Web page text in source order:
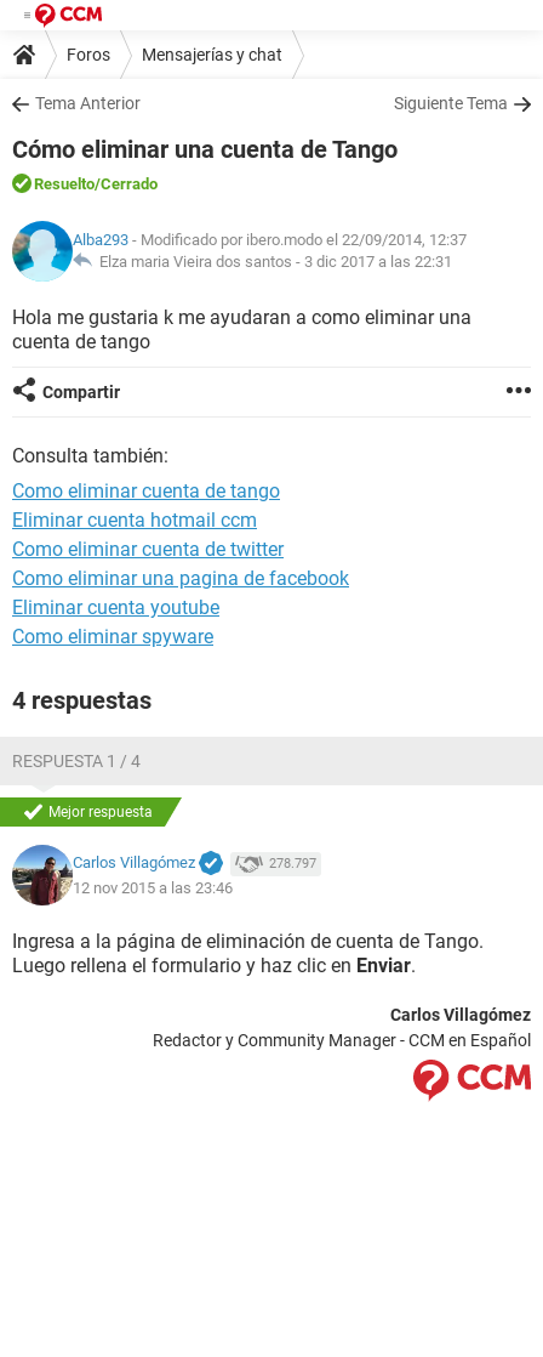
Foros Mensajerías y chat
Tema Anterior Siguiente Tema
Cómo eliminar una cuenta de Tango
Resuelto/Cerrado
Alba293 - Modificado por ibero.modo el 22/09/2014, 12:37
Elza maria Vieira dos santos - 3 dic 2017 a las 22:31
Hola me gustaria k me ayudaran a como eliminar una
cuenta de tango
Compartir
Consulta también:
Como eliminar cuenta de tango
Eliminar cuenta hotmail ccm
Como eliminar cuenta de twitter
Como eliminar una pagina de facebook
Eliminar cuenta youtube
Como eliminar spyware
4 respuestas
RESPUESTA 1 / 4
Mejor respuesta
Carlos Villagómez 278.797
12 nov 2015 a las 23:46
Ingresa a la página de eliminación de cuenta de Tango.
Luego rellena el formulario y haz clic en Enviar.
Carlos Villagómez
Redactor y Community Manager - CCM en Español